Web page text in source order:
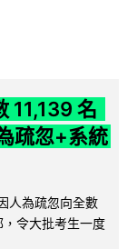
11,139 名
疏忽+系統
人為疏忽向全數
令大批考生一度